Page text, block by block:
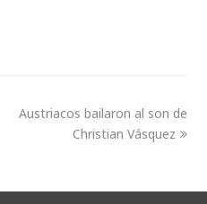
Austriacos bailaron al son de
Christian Vásquez